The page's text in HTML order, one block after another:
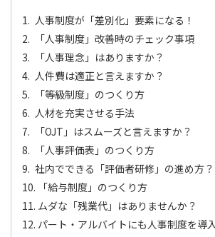
人事制度が「差別化」要素になる！
「人事制度」改善時のチェック事項
「人事理念」はありますか？
人件費は適正と言えますか？
「等級制度」のつくり方
人材を充実させる手法
「OJT」はスムーズと言えますか？
「人事評価表」のつくり方
社内でできる「評価者研修」の進め方？
「給与制度」のつくり方
ムダな「残業代」はありませんか？
パート・アルバイトにも人事制度を導